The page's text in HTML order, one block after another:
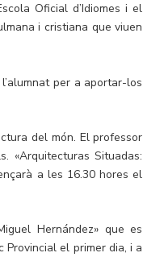
Oficial d’Idiomes i el
i cristiana que viuen
per a aportar-los
del món. El professor
«Arquitecturas Situadas:
a les 16.30 hores el
Hernández» que es
Provincial el primer dia, i a